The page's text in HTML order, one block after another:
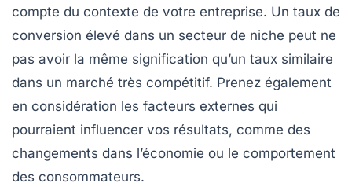
compte du contexte de votre entreprise. Un taux de
conversion élevé dans un secteur de niche peut ne
pas avoir la même signification qu’un taux similaire
dans un marché très compétitif. Prenez également
en considération les facteurs externes qui
pourraient influencer vos résultats, comme des
changements dans l’économie ou le comportement
des consommateurs.